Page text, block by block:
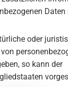
Daten
oder
so kann der